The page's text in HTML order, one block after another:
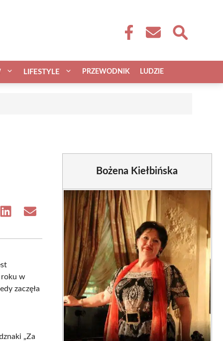
LIFESTYLE PRZEWODNIK LUDZIE
Share Share
roku w
zaczęła
„Za
Bożena Kiełbińska